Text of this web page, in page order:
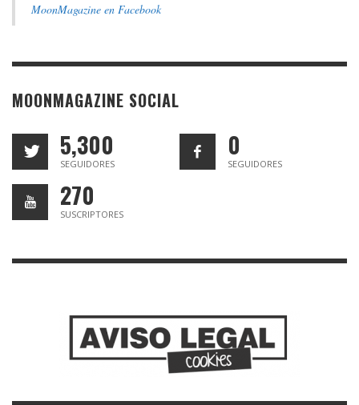
MoonMagazine en Facebook
MOONMAGAZINE SOCIAL
5,300
SEGUIDORES
0
SEGUIDORES
270
SUSCRIPTORES